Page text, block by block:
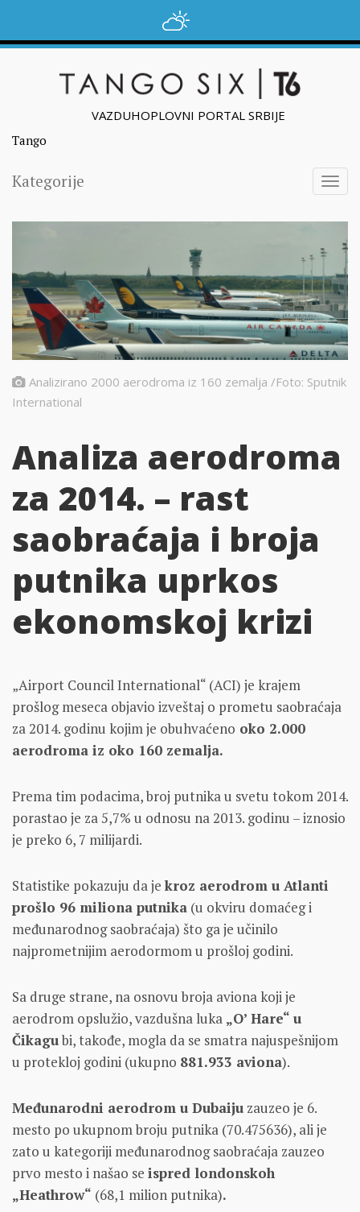
VAZDUHOPLOVNI PORTAL SRBIJE
Tango
Kategorije
Analizirano 2000 aerodroma iz 160 zemalja /Foto: Sputnik
International
Analiza aerodroma
za 2014. – rast
saobraćaja i broja
putnika uprkos
ekonomskoj krizi
„Airport Council International“ (ACI) je krajem
prošlog meseca objavio izveštaj o prometu saobraćaja
za 2014. godinu kojim je obuhvaćeno oko 2.000
aerodroma iz oko 160 zemalja.
Prema tim podacima, broj putnika u svetu tokom 2014.
porastao je za 5,7% u odnosu na 2013. godinu – iznosio
je preko 6, 7 milijardi.
Statistike pokazuju da je kroz aerodrom u Atlanti
prošlo 96 miliona putnika (u okviru domaćeg i
međunarodnog saobraćaja) što ga je učinilo
najprometnijim aerodormom u prošloj godini.
Sa druge strane, na osnovu broja aviona koji je
aerodrom opslužio, vazdušna luka „O’ Hare“ u
Čikagubi, takođe, mogla da se smatra najuspešnijom
u protekloj godini (ukupno 881.933 aviona).
Međunarodni aerodrom u Dubaiju zauzeo je 6.
mesto po ukupnom broju putnika (70.475636), ali je
zato u kategoriji međunarodnog saobraćaja zauzeo
prvo mesto i našao se ispred londonskoh
„Heathrow“ (68,1 milion putnika).